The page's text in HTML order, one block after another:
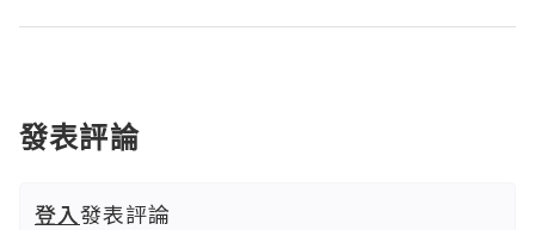
發表評論
登入發表評論